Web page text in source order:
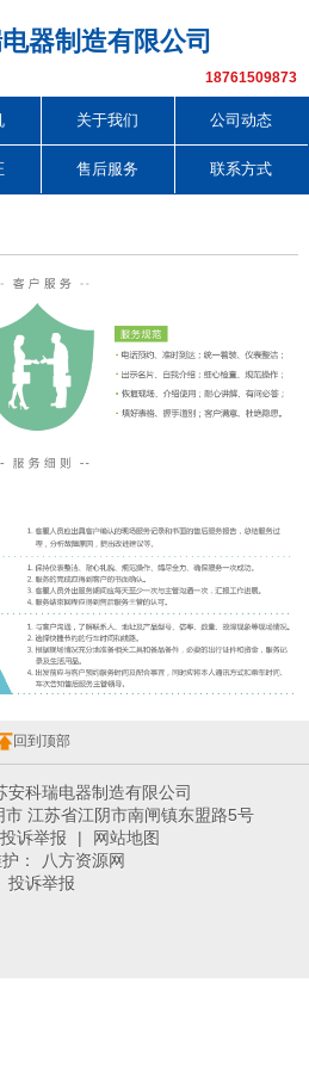
器制造有限公司
18761509873
关于我们 公司动态
售后服务 联系方式
回到顶部
安科瑞电器制造有限公司
江苏省江阴市南闸镇东盟路5号
投诉举报 |
网站地图
：
八方资源网
投诉举报